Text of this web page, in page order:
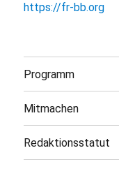
https://fr-bb.org
Programm
Mitmachen
Redaktionsstatut